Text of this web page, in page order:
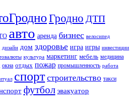
Гродно ДТП
авто аренда бизнес велосипед
дизайн дом здоровье игра игры инвестиции
культура маркетинг мебель медицина
окна отдых пожар промышленность работа
спорт строительство такси
футбол эвакуатор